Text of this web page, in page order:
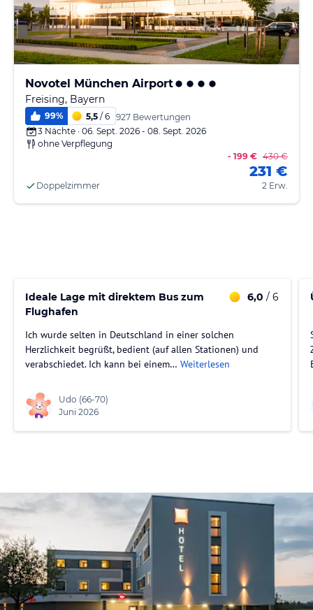
Novotel München Airport
Freising, Bayern
99% 5,5 / 6 927 Bewertungen
3 Nächte · 06. Sept. 2026 - 08. Sept. 2026
ohne Verpflegung
Doppelzimmer
- 199 € 430 €
231 €
2 Erw.
Ideale Lage mit direktem Bus zum
Flughafen
6,0 / 6
Ich wurde selten in Deutschland in einer solchen
Herzlichkeit begrüßt, bedient (auf allen Stationen) und
verabschiedet. Ich kann bei einem… Weiterlesen
Udo (66-70)
Juni 2026